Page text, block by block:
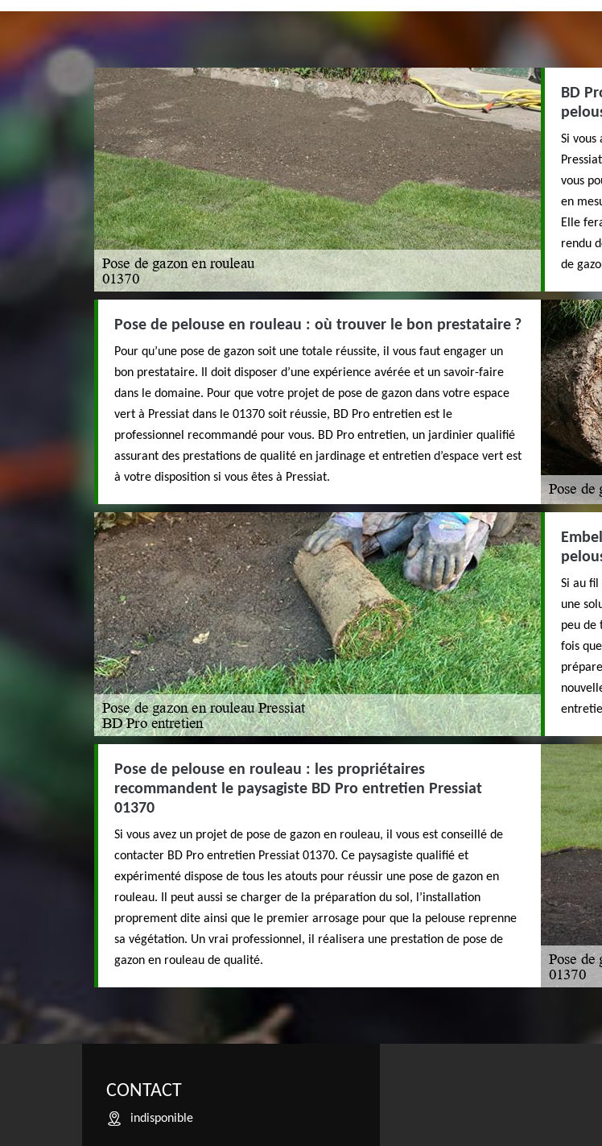
BD
Si vous
vous
en
Elle
rendu
de
Pose de pelouse en rouleau : où trouver le bon prestataire ?
Pour qu’une pose de gazon soit une totale réussite, il vous faut engager un
bon prestataire. Il doit disposer d’une expérience avérée et un savoir-faire
dans le domaine. Pour que votre projet de pose de gazon dans votre espace
vert à Pressiat dans le 01370 soit réussie, BD Pro entretien est le
professionnel recommandé pour vous. BD Pro entretien, un jardinier qualifié
assurant des prestations de qualité en jardinage et entretien d’espace vert est
à votre disposition si vous êtes à Pressiat.
Si au fil
une
peu de
fois
Pose de pelouse en rouleau : les propriétaires
recommandent le paysagiste BD Pro entretien Pressiat
01370
Si vous avez un projet de pose de gazon en rouleau, il vous est conseillé de
contacter BD Pro entretien Pressiat 01370. Ce paysagiste qualifié et
expérimenté dispose de tous les atouts pour réussir une pose de gazon en
rouleau. Il peut aussi se charger de la préparation du sol, l’installation
proprement dite ainsi que le premier arrosage pour que la pelouse reprenne
sa végétation. Un vrai professionnel, il réalisera une prestation de pose de
gazon en rouleau de qualité.
CONTACT
indisponible